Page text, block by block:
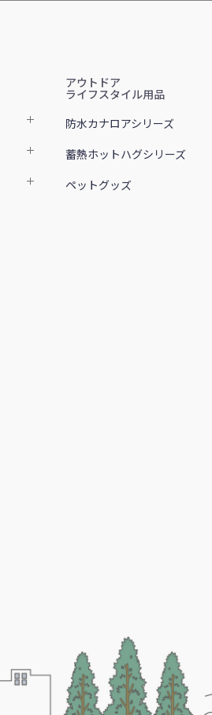
アウトドア
ライフスタイル用品
防水カナロアシリーズ
蓄熱ホットハグシリーズ
ペットグッズ